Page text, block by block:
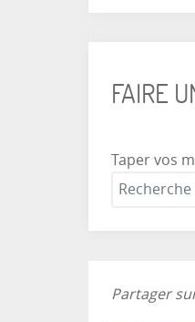
FAIRE
Taper vos
Partager